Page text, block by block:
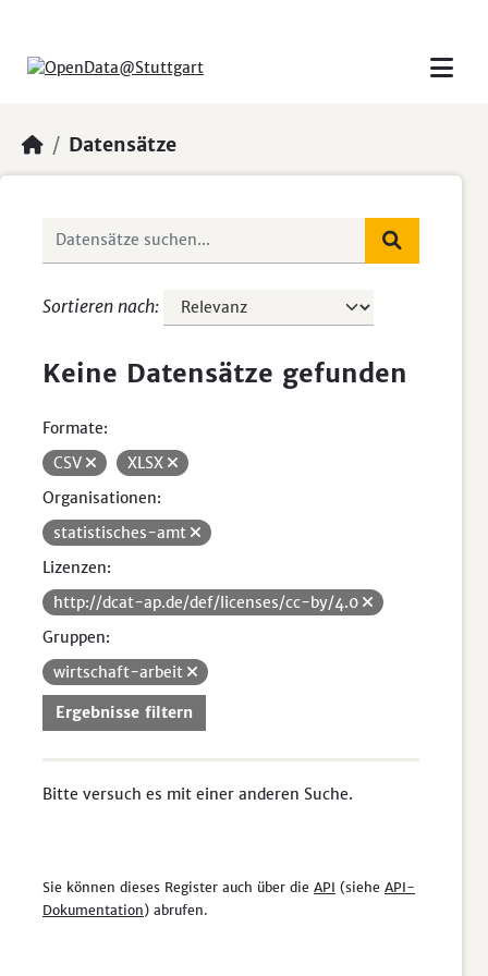
Datensätze
Sortieren nach
Keine Datensätze gefunden
Formate:
CSV
XLSX
Organisationen:
statistisches-amt
Lizenzen:
http://dcat-ap.de/def/licenses/cc-by/4.0
Gruppen:
wirtschaft-arbeit
Ergebnisse filtern
Bitte versuch es mit einer anderen Suche.
Sie können dieses Register auch über die API (siehe API-
Dokumentation) abrufen.